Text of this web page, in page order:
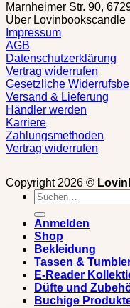
Marnheimer Str. 90,
Über Lovinbookscandle
Impressum
AGB
Datenschutzerklärung
Vertrag widerrufen
Gesetzliche
Versand & Lieferung
Händler werden
Karriere
Zahlungsmethoden
Vertrag widerrufen
Copyright 2026 ©
Suchen
nach:
Anmelden
Shop
Bekleidung
Tassen &
E-Reader
Düfte und
Buchige